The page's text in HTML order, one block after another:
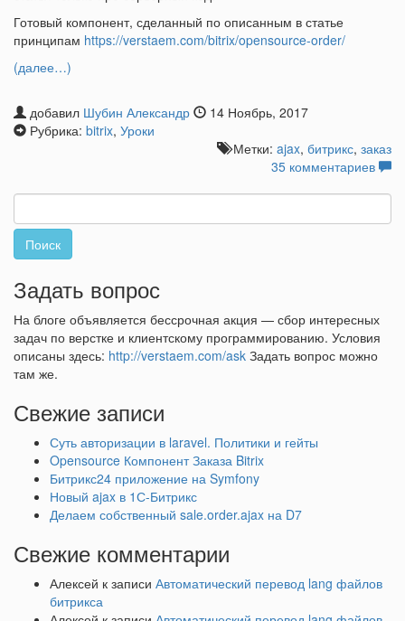
Готовый компонент, сделанный по описанным в статье
принципам https://verstaem.com/bitrix/opensource-order/
(далее…)
добавил Шубин Александр
14 Ноябрь, 2017
Рубрика: bitrix, Уроки
Метки: ajax, битрикс, заказ
35 комментариев
Задать вопрос
На блоге объявляется бессрочная акция — сбор интересных
задач по верстке и клиентскому программированию. Условия
описаны здесь: http://verstaem.com/ask Задать вопрос можно
там же.
Свежие записи
Суть авторизации в laravel. Политики и гейты
Opensource Компонент Заказа Bitrix
Битрикс24 приложение на Symfony
Новый ajax в 1С-Битрикс
Делаем собственный sale.order.ajax на D7
Свежие комментарии
Алексей к записи Автоматический перевод lang файлов
битрикса